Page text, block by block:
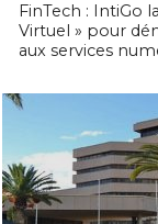
FinTech : IntiGo
Virtuel » pour
aux services